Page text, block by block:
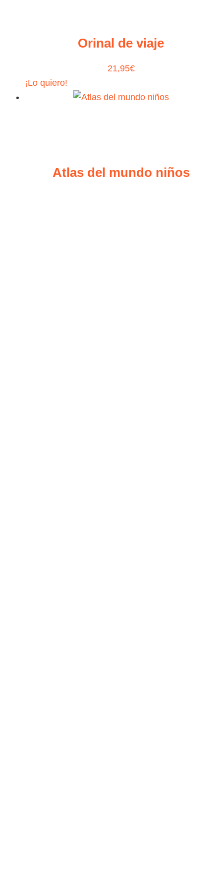
Orinal de viaje
21,95€
¡Lo quiero!
Atlas del mundo niños